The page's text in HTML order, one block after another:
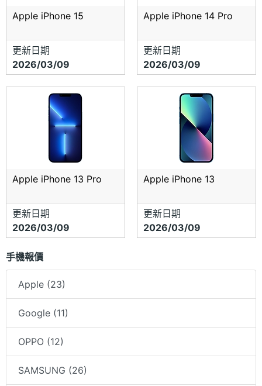
Apple iPhone 15
更新日期
2026/03/09
Apple iPhone 14 Pro
更新日期
2026/03/09
Apple iPhone 13 Pro
更新日期
2026/03/09
Apple iPhone 13
更新日期
2026/03/09
手機報價
Apple (23)
Google (11)
OPPO (12)
SAMSUNG (26)